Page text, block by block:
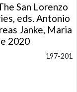
San Lorenzo
eds. Antonio
Janke, Maria
2020
197-201